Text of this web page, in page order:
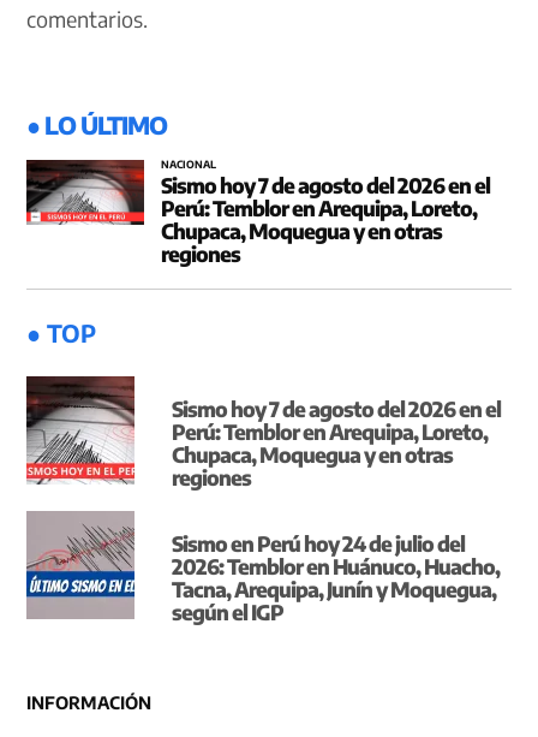
comentarios.
● LO ÚLTIMO
NACIONAL
Sismo hoy 7 de agosto del 2026 en el
Perú: Temblor en Arequipa, Loreto,
Chupaca, Moquegua y en otras
regiones
● TOP
Sismo hoy 7 de agosto del 2026 en el
Perú: Temblor en Arequipa, Loreto,
Chupaca, Moquegua y en otras
regiones
Sismo en Perú hoy 24 de julio del
2026: Temblor en Huánuco, Huacho,
Tacna, Arequipa, Junín y Moquegua,
según el IGP
INFORMACIÓN